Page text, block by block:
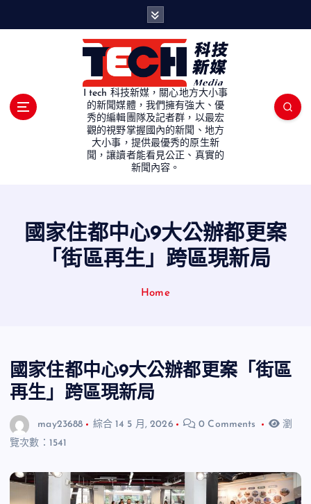
I tech 科技新媒，關心地方大小事
的新聞媒體，我們擁有強大、優
秀的編輯團隊及記者群，以最宏
觀的視野掌握國內的新聞、地方
大小事，提供最優秀的原生新
聞，讓讀者能看見公正、真實的
新聞內容。
國家住都中心9大公辦都更案
「街區再生」跨區現新局
Home
國家住都中心9大公辦都更案「街區
再生」跨區現新局
may23688 綜合 14 5 月, 2026 0 Comments
瀏
覽次數：1541